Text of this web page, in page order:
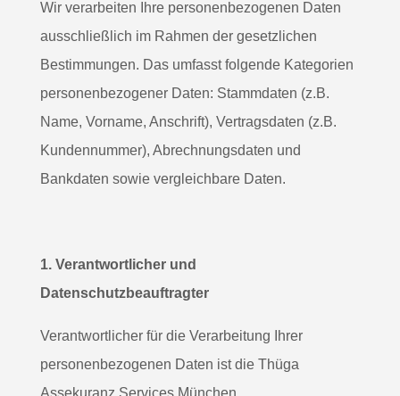
Wir verarbeiten Ihre personenbezogenen Daten
ausschließlich im Rahmen der gesetzlichen
Bestimmungen. Das umfasst folgende Kategorien
personenbezogener Daten: Stammdaten (z.B.
Name, Vorname, Anschrift), Vertragsdaten (z.B.
Kundennummer), Abrechnungsdaten und
Bankdaten sowie vergleichbare Daten.
1. Verantwortlicher und
Datenschutzbeauftragter
Verantwortlicher für die Verarbeitung Ihrer
personenbezogenen Daten ist die Thüga
Assekuranz Services München